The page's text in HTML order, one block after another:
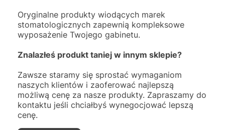
Oryginalne produkty wiodących marek
stomatologicznych zapewnią kompleksowe
wyposażenie Twojego gabinetu.
Znalazłeś produkt taniej w innym sklepie?
Zawsze staramy się sprostać wymaganiom
naszych klientów i zaoferować najlepszą
możliwą cenę za nasze produkty. Zapraszamy do
kontaktu jeśli chciałbyś wynegocjować lepszą
cenę.